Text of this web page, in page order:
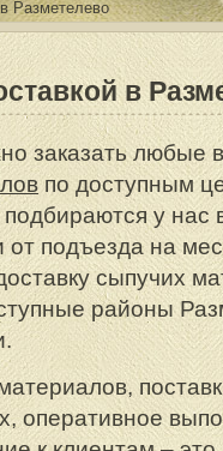
Разметелево
в
заказать любые
по доступным
подбираются у
от подъезда на
сыпучих
районы
оперативное